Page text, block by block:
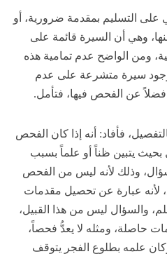
على التسليم بمقدمة ضرورية، أو
وهي أن السيرة قائمة على
ومن الواضح عدم تمامية هذه
سيرة متشرعة على عدم
فضلاً عن الفحص فيها، فتأمل.
فأفاد: أنه إذا كان الفحص
بحيث يتبين ظناً أو علماً بسبب
وذلك لأنه ليس من الفحص
لأنه عبارة عن تحصيل مقدمات
والسؤال ليس من هذا القبيل،
حاصلة، ومثله لا يعدُّ فحصاً،
علمه بطلوع الفجر يتوقف